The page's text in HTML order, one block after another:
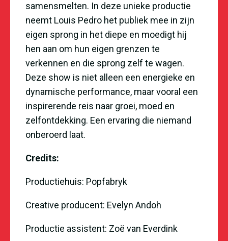
samensmelten. In deze unieke productie
neemt Louis Pedro het publiek mee in zijn
eigen sprong in het diepe en moedigt hij
hen aan om hun eigen grenzen te
verkennen en die sprong zelf te wagen.
Deze show is niet alleen een energieke en
dynamische performance, maar vooral een
inspirerende reis naar groei, moed en
zelfontdekking. Een ervaring die niemand
onberoerd laat.
Credits:
Productiehuis: Popfabryk
Creative producent: Evelyn Andoh
Productie assistent: Zoë van Everdink